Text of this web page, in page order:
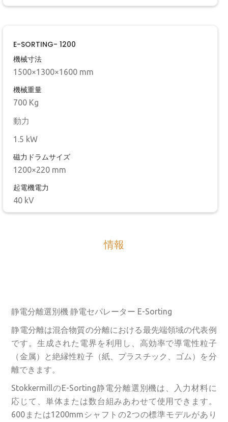
E-SORTING- 1200
機械寸法
1500×1300×1600 mm
機械重量
700 Kg
‍動力
1.5 kW
磁力ドラムサイズ
1200×220 mm
起電機電力
40 kV
情報
静電分離選別機 静電セパレーター E-Sorting
静電分離は混合物質の分離における最先端領域の代表例
です。生成された電界を利用し、高効率で導電性粒子
（金属）と絶縁性粒子（紙、プラスチック、ゴム）を分
離できます。
StokkermillのE-Sorting静電分離選別機は、入力材料に
応じて、単体または数台組みあわせて使用できます。
600または1200mmシャフトの2つの標準モデルがあり